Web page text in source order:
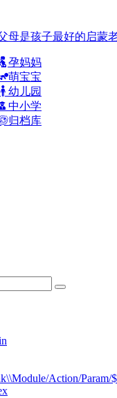
母是孩子最好的启蒙
孕妈妈
萌宝宝
幼儿园
中小学
归档库
Action/